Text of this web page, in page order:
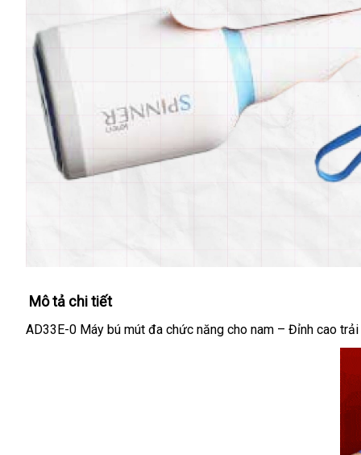
Mô tả chi tiết
AD33E-0 Máy bú mút đa chức năng cho nam – Đỉnh cao